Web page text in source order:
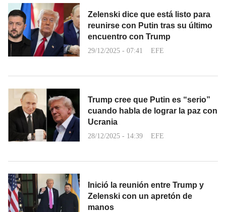
Zelenski dice que está listo para
reunirse con Putin tras su último
encuentro con Trump
29/12/2025 - 07:41 EFE
Trump cree que Putin es “serio”
cuando habla de lograr la paz con
Ucrania
28/12/2025 - 14:39 EFE
Inició la reunión entre Trump y
Zelenski con un apretón de
manos